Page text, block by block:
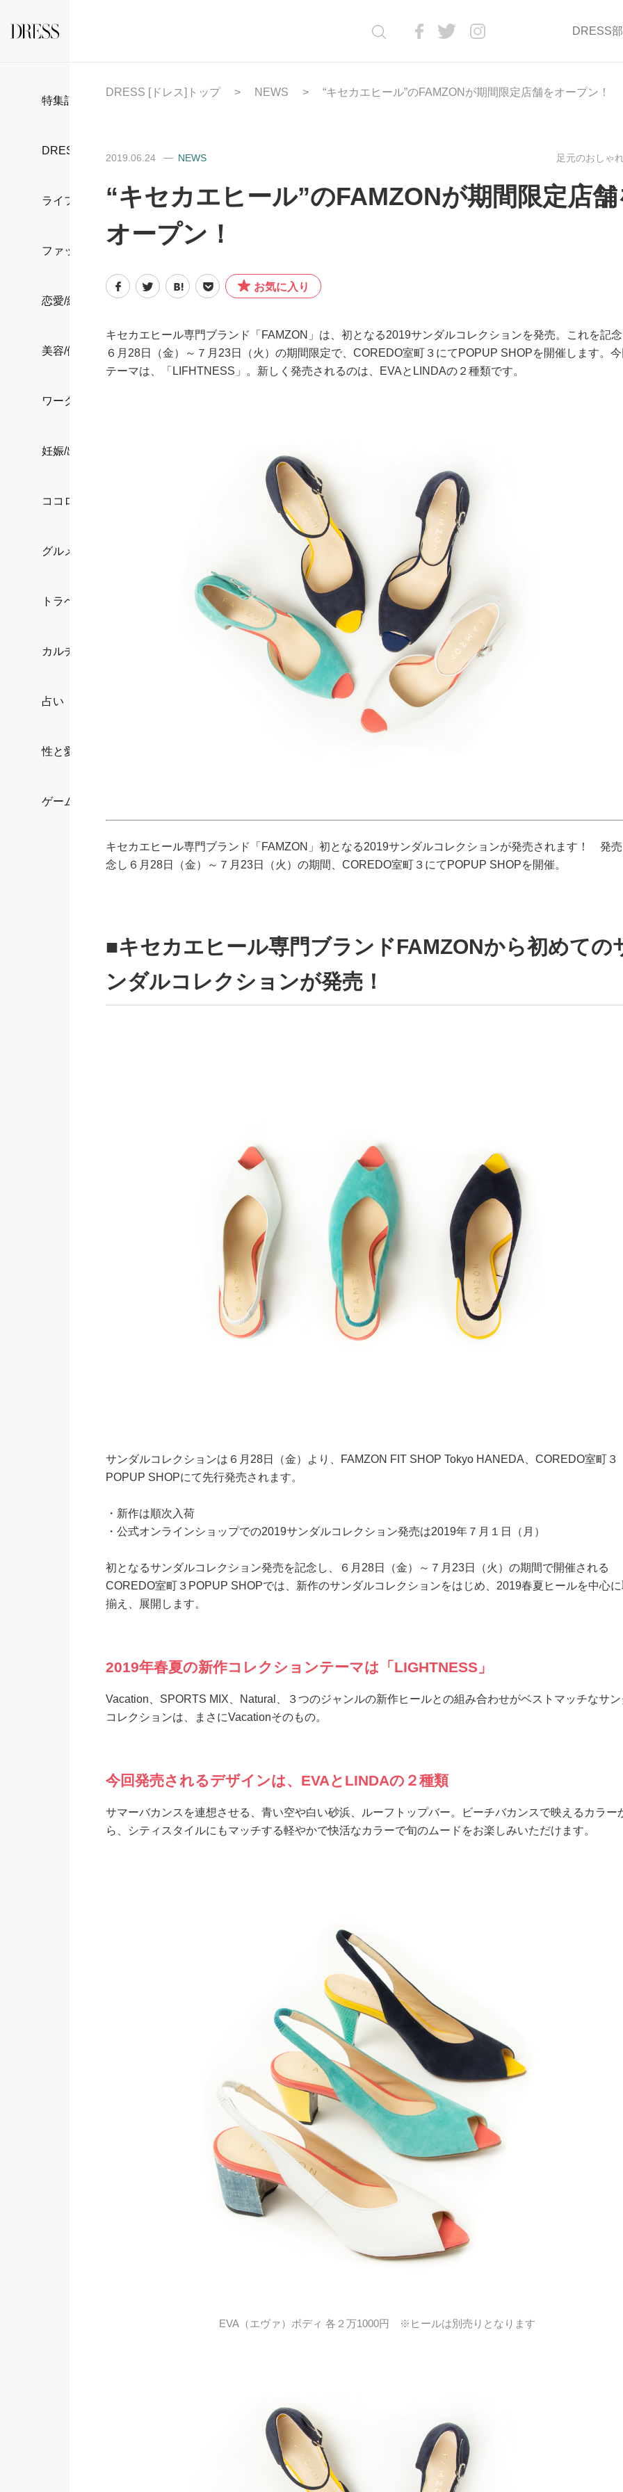
DRESS
特集記事
DRESS部活
ライフスタイル
ファッション
恋愛/結婚/離婚
美容/健康
ワークスタイル
妊娠/出産/家族
ココロ/カラダ
グルメ
トラベル
カルチャー/エンタメ
占い
性と愛
ゲーム
DRESS [ドレス]トップ NEWS “キセカエヒール”のFAMZONが期間限定店舗をオープン！
2019.06.24 NEWS 足元のおしゃ
“キセカエヒール”のFAMZONが期間限定店舗
オープン！
お気に入り
キセカエヒール専門ブランド「FAMZON」は、初となる2019サンダルコレクションを発売。これを記念
６月28日（金）～７月23日（火）の期間限定で、COREDO室町３にてPOPUP SHOPを開催します。
テーマは、「LIFHTNESS」。新しく発売されるのは、EVAとLINDAの２種類です。
キセカエヒール専門ブランド「FAMZON」初となる2019サンダルコレクションが発売されます！ 発
念し６月28日（金）～７月23日（火）の期間、COREDO室町３にてPOPUP SHOPを開催。
■キセカエヒール専門ブランドFAMZONから初めての
ンダルコレクションが発売！
サンダルコレクションは６月28日（金）より、FAMZON FIT SHOP Tokyo HANEDA、COREDO室町３
POPUP SHOPにて先行発売されます。
・新作は順次入荷
・公式オンラインショップでの2019サンダルコレクション発売は2019年７月１日（月）
初となるサンダルコレクション発売を記念し、６月28日（金）～７月23日（火）の期間で開催される
COREDO室町３POPUP SHOPでは、新作のサンダルコレクションをはじめ、2019春夏ヒールを中心に
揃え、展開します。
2019年春夏の新作コレクションテーマは「LIGHTNESS」
Vacation、SPORTS MIX、Natural、３つのジャンルの新作ヒールとの組み合わせがベストマッチなサ
コレクションは、まさにVacationそのもの。
今回発売されるデザインは、EVAとLINDAの２種類
サマーバカンスを連想させる、青い空や白い砂浜、ルーフトップバー。ビーチバカンスで映えるカラー
ら、シティスタイルにもマッチする軽やかで快活なカラーで旬のムードをお楽しみいただけます。
EVA（エヴァ）ボディ 各２万1000円 ※ヒールは別売りとなります